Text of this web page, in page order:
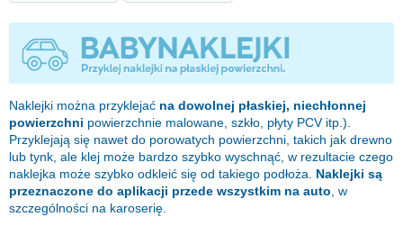
Naklejki można przyklejać na dowolnej płaskiej, niechłonnej
powierzchni powierzchnie malowane, szkło, płyty PCV itp.).
Przyklejają się nawet do porowatych powierzchni, takich jak drewno
lub tynk, ale klej może bardzo szybko wyschnąć, w rezultacie czego
naklejka może szybko odkleić się od takiego podłoża. Naklejki są
przeznaczone do aplikacji przede wszystkim na auto, w
szczególności na karoserię.